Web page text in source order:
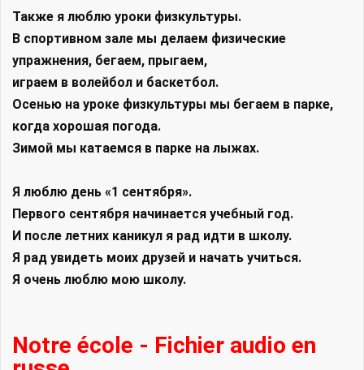
Также я люблю уроки физкультуры.
В спортивном зале мы делаем физические
упражнения, бегаем, прыгаем,
играем в волейбол и баскетбол.
Осенью на уроке физкультуры мы бегаем в парке,
когда хорошая погода.
Зимой мы катаемся в парке на лыжах.
Я люблю день «1 сентября».
Первого сентября начинается учебный год.
И после летних каникул я рад идти в школу.
Я рад увидеть моих друзей и начать учиться.
Я очень люблю мою школу.
Notre école - Fichier audio en